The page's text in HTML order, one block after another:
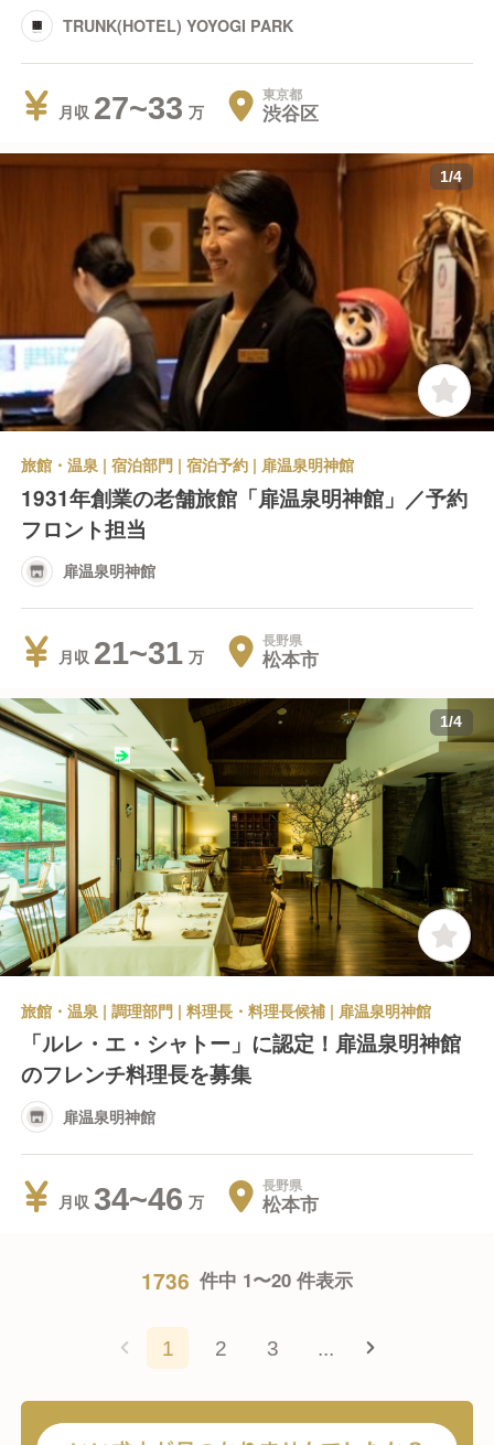
TRUNK(HOTEL) YOYOGI PARK
月収 27~33 東京都
渋谷区
1/4
旅館・温泉 | 宿泊部門 | 宿泊予約 | 扉温泉明神館
1931年創業の老舗旅館「扉温泉明神館」／予約
フロント担当
扉温泉明神館
月収 21~31 長野県
松本市
1/4
旅館・温泉 | 調理部門 | 料理長・料理長候補 | 扉温泉明神館
「ルレ・エ・シャトー」に認定！扉温泉明神館
のフレンチ料理長を募集
扉温泉明神館
月収 34~46 長野県
松本市
1736 件中 1〜20 件表示
1 2 3 ...